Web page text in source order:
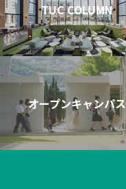
TUC COLUMN
オープンキャンパス